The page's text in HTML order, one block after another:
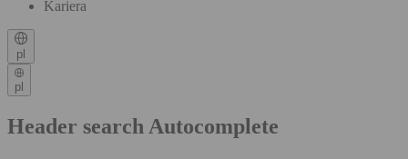
Kariera
pl
pl
Header search Autocomplete